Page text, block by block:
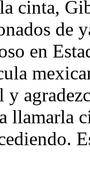
cinta,
de
en
llamarla